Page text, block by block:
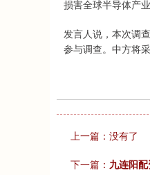
损害全球半导体产
发言人说，本次调
参与调查。中方将
上一篇：没有了
下一篇： 九连阳